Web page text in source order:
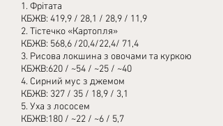
1. Фрітата
КБЖВ: 419,9 / 28,1 / 28,9 / 11,9
2. Тістечко «Картопля»
КБЖВ: 568,6 /20,4/22,4/ 71,4
3. Рисова локшина з овочами та куркою
КБЖВ:620 / ~54 / ~25 / ~40
4. Сирний мус з джемом
КБЖВ: 327 / 35 / 18,9 / 3,1
5. Уха з лососем
КБЖВ:180 / ~22 / ~6 / 5,7